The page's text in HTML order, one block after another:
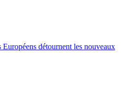
Européens détournent les nouveaux